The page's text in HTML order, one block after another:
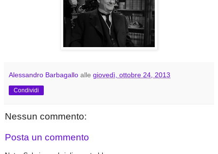
Alessandro Barbagallo alle giovedì, ottobre 24, 2013
Condividi
Nessun commento:
Posta un commento